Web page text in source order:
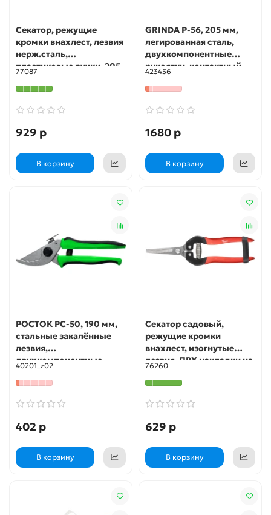
Секатор, режущие
кромки внахлест, лезвия
нерж.сталь,
пластиковые ручки, 205
мм FIT IT
77087
929 р
В корзину
GRINDA P-56, 205 мм,
легированная сталь,
двухкомпонентные
рукоятки, контактный
секатор, PROLine
(423456)
423456
1680 р
В корзину
РОСТОК PC-50, 190 мм,
стальные закалённые
лезвия,
двухкомпонентные
рукоятки, компактный
плоскостной секатор
40201_z02
402 р
В корзину
Секатор садовый,
режущие кромки
внахлест, изогнутые
лезвия, ПВХ накладки на
ручки 190 мм КУРС
76260
629 р
В корзину